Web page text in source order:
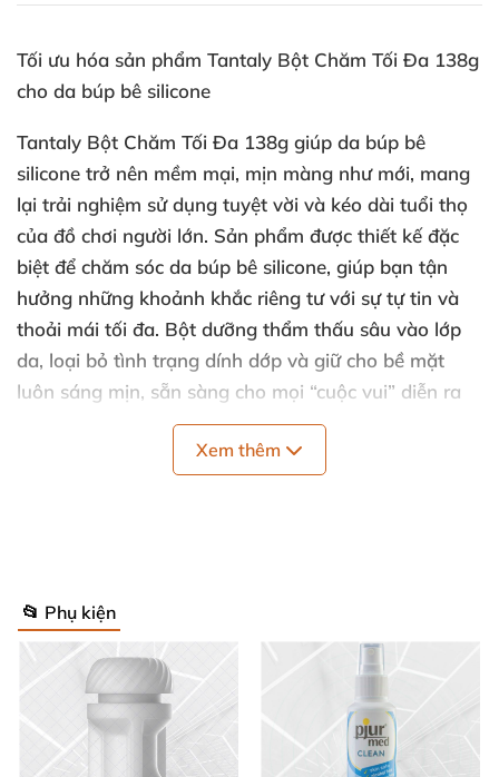
Tối ưu hóa sản phẩm Tantaly Bột Chăm Tối Đa 138g
cho da búp bê silicone
Tantaly Bột Chăm Tối Đa 138g giúp da búp bê
silicone trở nên mềm mại, mịn màng như mới, mang
lại trải nghiệm sử dụng tuyệt vời và kéo dài tuổi thọ
của đồ chơi người lớn. Sản phẩm được thiết kế đặc
biệt để chăm sóc da búp bê silicone, giúp bạn tận
hưởng những khoảnh khắc riêng tư với sự tự tin và
thoải mái tối đa. Bột dưỡng thẩm thấu sâu vào lớp
da, loại bỏ tình trạng dính dớp và giữ cho bề mặt
luôn sáng mịn, sẵn sàng cho mọi “cuộc vui” diễn ra
Thông số kỹ thuật nổi bật của bột dưỡng Tantaly
Thành phần chính: 90%-99.99% silicat magiê
ngậm nước (hydrous magnesium silicate) – Chiết
xuất tự nhiên, giúp dưỡng ẩm sâu và giữ da mềm
Thành phần phụ: 0.01%-10% silicon dioxide –
Xem thêm
📂 Phụ kiện